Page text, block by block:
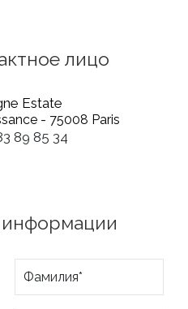
лицо
Estate
- 75008 Paris
89 85 34
информации